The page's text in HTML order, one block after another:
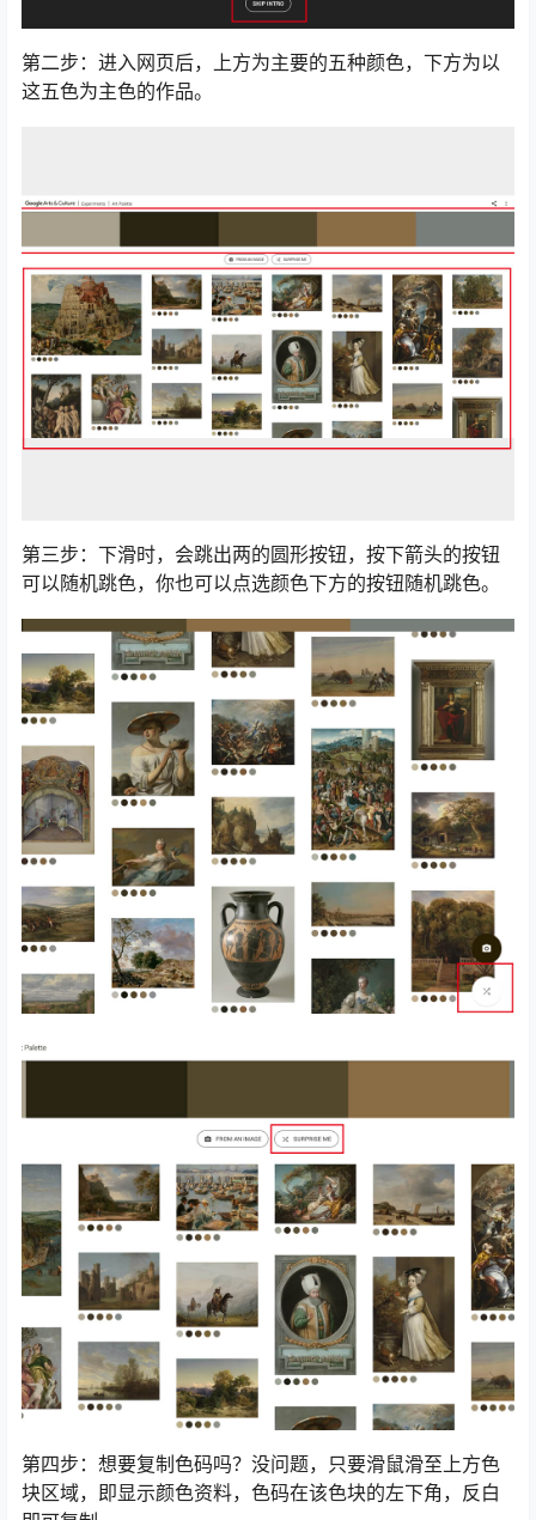
第二步：进入网页后，上方为主要的五种颜色，下方为以
这五色为主色的作品。
第三步：下滑时，会跳出两的圆形按钮，按下箭头的按钮
可以随机跳色，你也可以点选颜色下方的按钮随机跳色。
第四步：想要复制色码吗？没问题，只要滑鼠滑至上方色
块区域，即显示颜色资料，色码在该色块的左下角，反白